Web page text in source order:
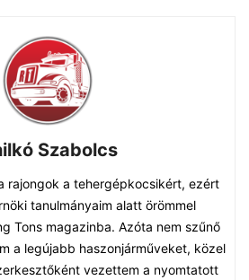
Szabolcs
rajongok a tehergépkocsikért, ezért
tanulmányaim alatt örömmel
Tons magazinba. Azóta nem szűnő
a legújabb haszonjárműveket, közel
vezettem a nyomtatott